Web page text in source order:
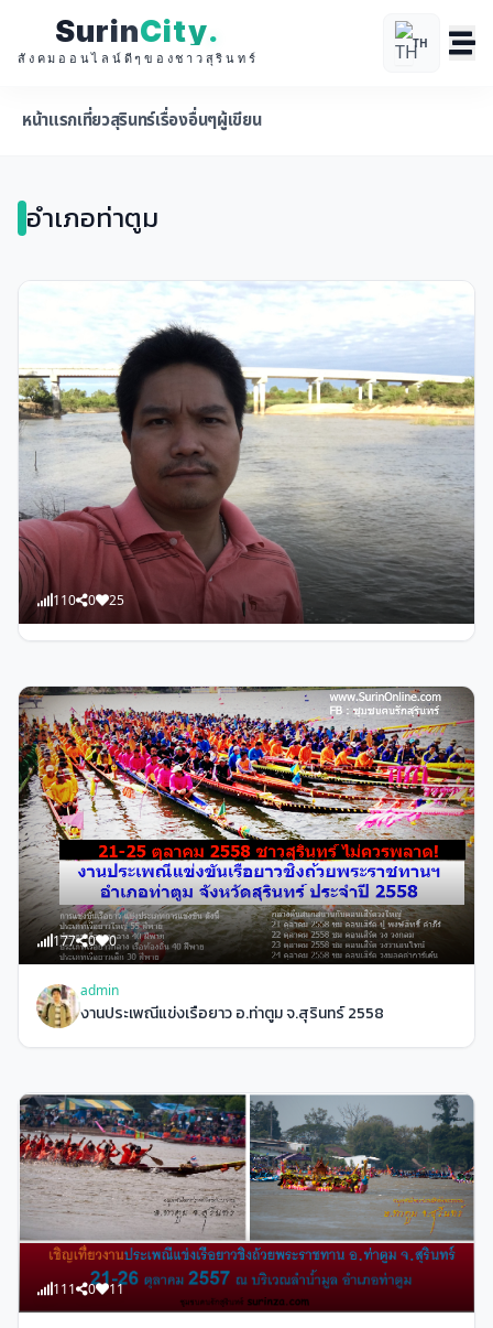
SurinCity.
สังคมออนไลน์ดีๆของชาวสุรินทร์
TH
หน้าแรกเที่ยวสุรินทร์เรื่องอื่นๆผู้เขียน
อําเภอท่าตูม
110 0 25
177 0 0
admin
งานประเพณีแข่งเรือยาว อ.ท่าตูม จ.สุรินทร์ 2558
111 0 11